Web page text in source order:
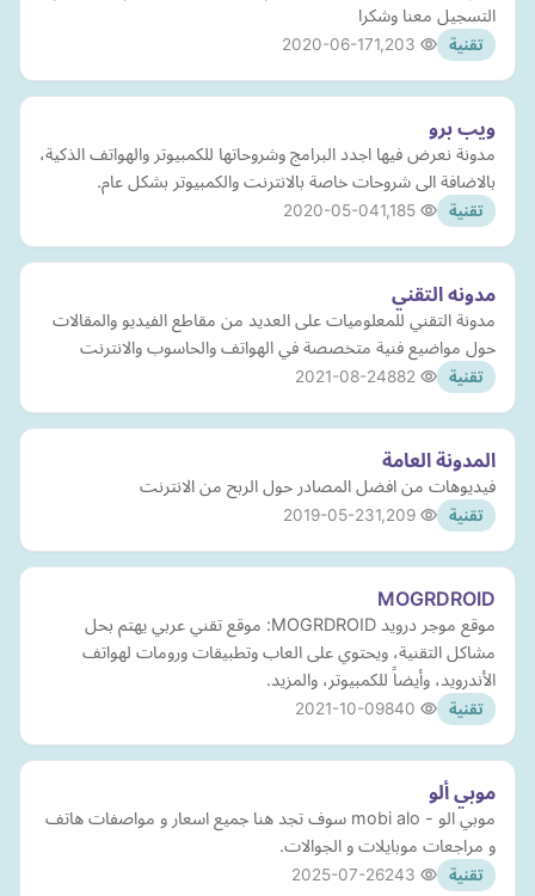
التسجيل معنا وشكرا
تقنية 2020-06-17
ويب برو
مدونة نعرض فيها اجدد البرامج وشروحاتها للكمبيوتر والهواتف الذكية،
بالاضافة الى شروحات خاصة بالانترنت والكمبيوتر بشكل عام.
تقنية 2020-05-04
مدونه التقني
مدونة التقني للمعلوميات على العديد من مقاطع الفيديو والمقالات
حول مواضيع فنية متخصصة في الهواتف والحاسوب والانترنت
تقنية 2021-08-24
المدونة العامة
فيديوهات من افضل المصادر حول الربح من الانترنت
تقنية 2019-05-23
MOGRDROID
موقع موجر درويد MOGRDROID: موقع تقني عربي يهتم بحل
مشاكل التقنية، ويحتوي على العاب وتطبيقات ورومات لهواتف
الأندرويد، وأيضاً للكمبيوتر، والمزيد.
تقنية 2021-10-09
موبي ألو
موبي الو - mobi alo سوف تجد هنا جميع اسعار و مواصفات هاتف
و مراجعات موبايلات و الجوالات.
تقنية 2025-07-26